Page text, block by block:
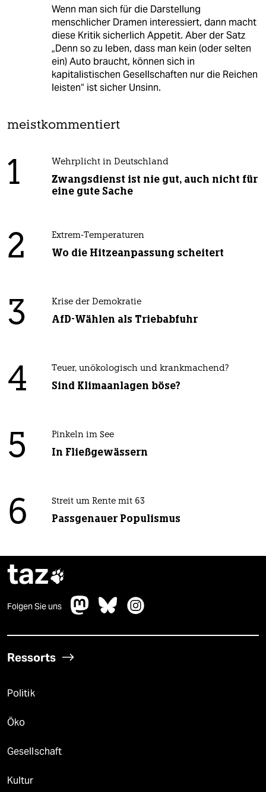
Wenn man sich für die Darstellung
menschlicher Dramen interessiert, dann macht
diese Kritik sicherlich Appetit. Aber der Satz
„Denn so zu leben, dass man kein (oder selten
ein) Auto braucht, können sich in
kapitalistischen Gesellschaften nur die Reichen
leisten“ ist sicher Unsinn.
meistkommentiert
1 Wehrplicht in Deutschland
Zwangsdienst ist nie gut, auch nicht für
eine gute Sache
2 Extrem-Temperaturen
Wo die Hitzeanpassung scheitert
3 Krise der Demokratie
AfD-Wählen als Triebabfuhr
4 Teuer, unökologisch und krankmachend?
Sind Klimaanlagen böse?
5 Pinkeln im See
In Fließgewässern
6 Streit um Rente mit 63
Passgenauer Populismus
taz
Folgen Sie uns
Ressorts
Politik
Öko
Gesellschaft
Kultur